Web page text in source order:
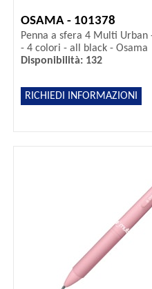
OSAMA - 101378
Penna a sfera 4 Multi Urban
- 4 colori - all black - Osama
Disponibilità: 132
RICHIEDI INFORMAZIONI